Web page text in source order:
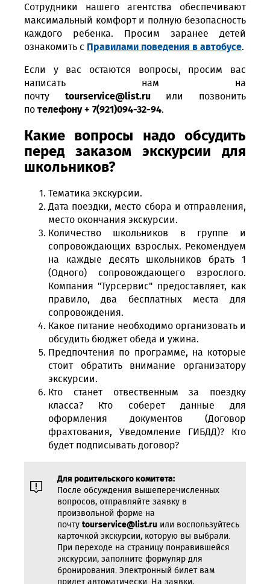
Сотрудники нашего агентства обеспечивают
максимальный комфорт и полную безопасность
каждого ребенка. Просим заранее детей
ознакомить с Правилами поведения в автобусе.
Если у вас остаются вопросы, просим вас
написать нам на
почту tourservice@list.ruили позвонить
по телефону + 7(921)094-32-94.
Какие вопросы надо обсудить
перед заказом экскурсии для
школьников?
Тематика экскурсии.
Дата поездки, место сбора и отправления,
место окончания экскурсии.
Количество школьников в группе и
сопровождающих взрослых. Рекомендуем
на каждые десять школьников брать 1
(Одного) сопровождающего взрослого.
Компания "Турсервис" предоставляет, как
правило, два бесплатных места для
сопровождения.
Какое питание необходимо организовать и
обсудить бюджет обеда и ужина.
Предпочтения по программе, на которые
стоит обратить внимание организатору
экскурсии.
Кто станет отвественным за поездку
класса? Кто соберет данные для
оформления документов (Договор
фрахтования, Уведомление ГИБДД)? Кто
будет подписывать договор?
Для родительского комитета:
После обсуждения вышеперечисленных
вопросов, отправляйте заявку в
произвольной форме на
почту tourservice@list.ru или воспользуйтесь
карточкой экскурсии, которую вы выбрали.
При переходе на страницу понравившейся
экскурсии, заполните формуляр для
бронирования. Электронный билет вам